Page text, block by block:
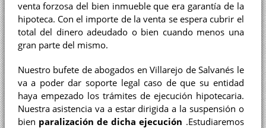
venta forzosa del bien inmueble que era garantía de la
hipoteca. Con el importe de la venta se espera cubrir el
total del dinero adeudado o bien cuando menos una
gran parte del mismo.
Nuestro bufete de abogados en Villarejo de Salvanés le
va a poder dar soporte legal caso de que su entidad
haya empezado los trámites de ejecución hipotecaria.
Nuestra asistencia va a estar dirigida a la suspensión o
bien paralización de dicha ejecución .Estudiaremos